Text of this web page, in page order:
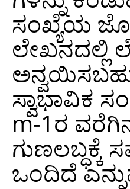
ಸಂಖ್ಯೆಯ
ಲೇಖನದಲ್ಲಿ
ಸ್ವಾಭಾವಿಕ
m-1ರ
ಒಂದಿದೆ